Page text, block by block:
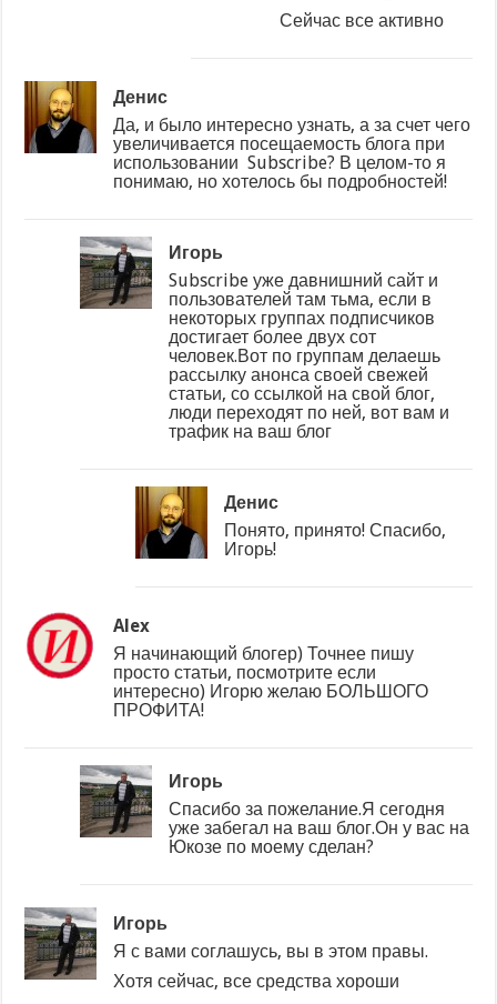
Сейчас все активно
Денис
Да, и было интересно узнать, а за счет чего
увеличивается посещаемость блога при
использовании Subscribe? В целом-то я
понимаю, но хотелось бы подробностей!
Игорь
Subscribe уже давнишний сайт и
пользователей там тьма, если в
некоторых группах подписчиков
достигает более двух сот
человек.Вот по группам делаешь
рассылку анонса своей свежей
статьи, со ссылкой на свой блог,
люди переходят по ней, вот вам и
трафик на ваш блог
Денис
Понято, принято! Спасибо,
Игорь!
Alex
Я начинающий блогер) Точнее пишу
просто статьи, посмотрите если
интересно) Игорю желаю БОЛЬШОГО
ПРОФИТА!
Игорь
Спасибо за пожелание.Я сегодня
уже забегал на ваш блог.Он у вас на
Юкозе по моему сделан?
Игорь
Я с вами соглашусь, вы в этом правы.
Хотя сейчас, все средства хороши